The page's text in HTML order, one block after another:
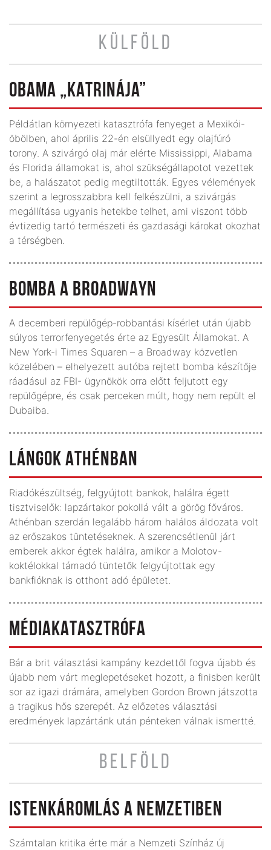
KÜLFÖLD
OBAMA „KATRINÁJA”
Példátlan környezeti katasztrófa fenyeget a Mexikói-
öbölben, ahol április 22-én elsüllyedt egy olajfúró
torony. A szivárgó olaj már elérte Mississippi, Alabama
és Florida államokat is, ahol szükségállapotot vezettek
be, a halászatot pedig megtiltották. Egyes vélemények
szerint a legrosszabbra kell felkészülni, a szivárgás
megállítása ugyanis hetekbe telhet, ami viszont több
évtizedig tartó természeti és gazdasági károkat okozhat
a térségben.
BOMBA A BROADWAYN
A decemberi repülőgép-robbantási kísérlet után újabb
súlyos terrorfenyegetés érte az Egyesült Államokat. A
New York-i Times Squaren – a Broadway közvetlen
közelében – elhelyezett autóba rejtett bomba készítője
ráadásul az FBI- ügynökök orra előtt feljutott egy
repülőgépre, és csak perceken múlt, hogy nem repült el
Dubaiba.
LÁNGOK ATHÉNBAN
Riadókészültség, felgyújtott bankok, halálra égett
tisztviselők: lapzártakor pokollá vált a görög főváros.
Athénban szerdán legalább három halálos áldozata volt
az erőszakos tüntetéseknek. A szerencsétlenül járt
emberek akkor égtek halálra, amikor a Molotov-
koktélokkal támadó tüntetők felgyújtottak egy
bankfióknak is otthont adó épületet.
MÉDIAKATASZTRÓFA
Bár a brit választási kampány kezdettől fogva újabb és
újabb nem várt meglepetéseket hozott, a finisben került
sor az igazi drámára, amelyben Gordon Brown játszotta
a tragikus hős szerepét. Az előzetes választási
eredmények lapzártánk után pénteken válnak ismertté.
BELFÖLD
ISTENKÁROMLÁS A NEMZETIBEN
Számtalan kritika érte már a Nemzeti Színház új